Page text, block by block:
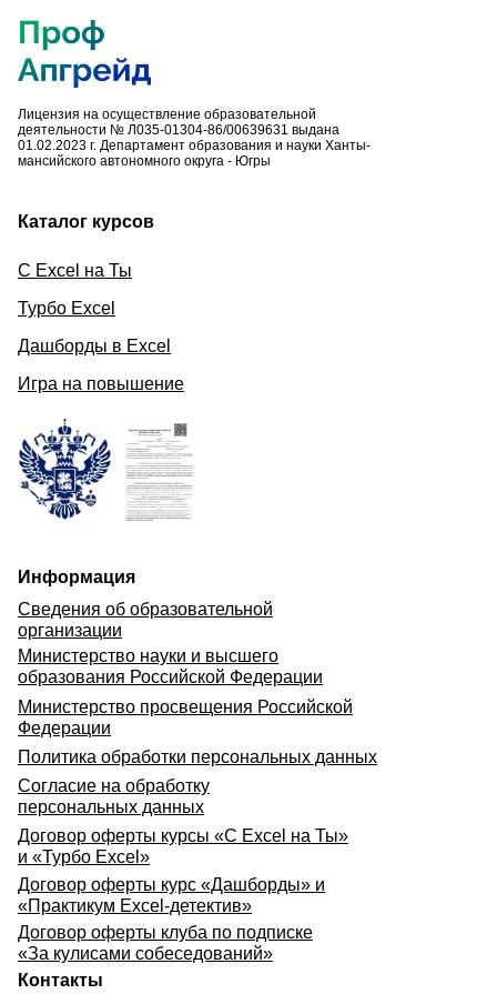
Каталог курсов
С Excel на Ты
Турбо Excel
Дашборды в Excel
Игра на повышение
Информация
Сведения об образовательной
организации
Министерство науки и высшего
образования Российской Федерации
Министерство просвещения Российской
Федерации
Политика обработки персональных данных
Согласие на обработку
персональных данных
Договор оферты курсы «С Excel на Ты»
и «Турбо Excel»
Договор оферты курс «Дашборды» и
«Практикум Excel-детектив»
Договор оферты клуба по подписке
«За кулисами собеседований»
Лицензия на осуществление образовательной
деятельности № Л035-01304-86/00639631 выдана
01.02.2023 г. Департамент образования и науки Ханты-
мансийского автономного округа - Югры
Контакты